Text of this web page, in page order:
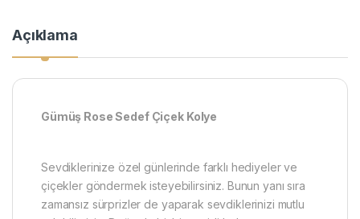
Açıklama
Gümüş Rose Sedef Çiçek Kolye
Sevdiklerinize özel günlerinde farklı hediyeler ve
çiçekler göndermek isteyebilirsiniz. Bunun yanı sıra
zamansız sürprizler de yaparak sevdiklerinizi mutlu